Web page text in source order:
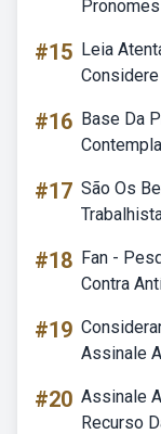
#15 Leia
Considere
#16 Base Da
#17 São Os
#18 Fan -
Contra
#19
Assinale
#20 Assinale
Recurso